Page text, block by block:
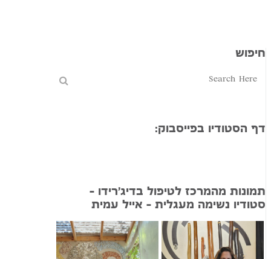
חיפוש
דף הסטודיו בפייסבוק:
תמונות מהמרכז לטיפול בדיג'רידו –
סטודיו נשימה מעגלית – אייל עמית